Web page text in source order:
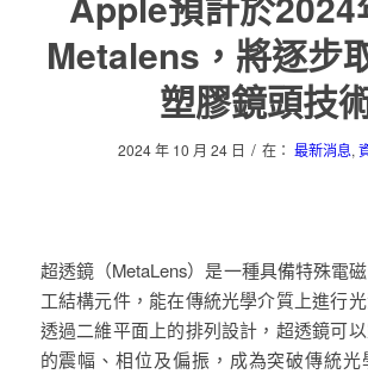
Metalens，將逐步
塑膠鏡頭技
2024 年 10 月 24 日 / 在： 最新消息,
超透鏡（MetaLens）是一種具備特殊電
工結構元件，能在傳統光學介質上進行
透過二維平面上的排列設計，超透鏡可
的震幅、相位及偏振，成為突破傳統